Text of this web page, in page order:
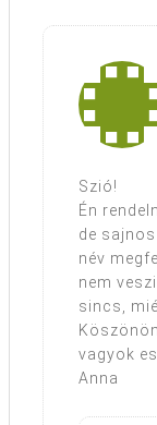
Szió!
Én
de
név
nem
sincs,
vagyok
Anna